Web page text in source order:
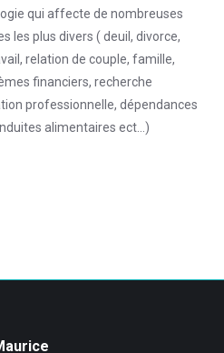
qui affecte de nombreuses
les plus divers ( deuil, divorce,
relation de couple, famille,
financiers, recherche
professionnelle, dépendances
alimentaires ect…)